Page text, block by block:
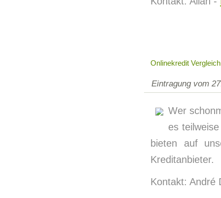
Onlinekredit Vergleich
Eintragung vom
Wer
es
bieten auf
Kreditanbieter.
Kontakt: André